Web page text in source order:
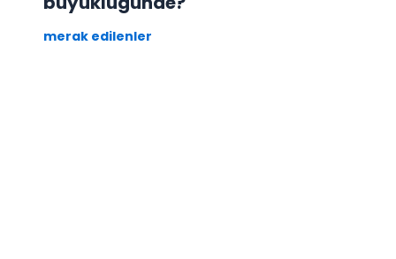
merak edilenler